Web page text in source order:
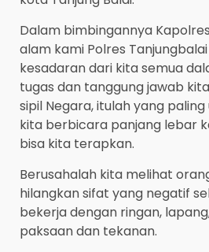
Dalam bimbingannya
alam kami Polres
kesadaran dari kita semua
tugas dan tanggung jawab
sipil Negara, itulah yang
kita berbicara panjang lebar
bisa kita terapkan.
Berusahalah kita melihat
hilangkan sifat yang negatif
bekerja dengan ringan,
paksaan dan tekanan.